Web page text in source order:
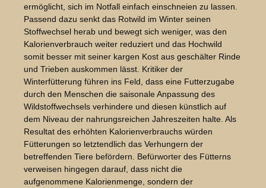
ermöglicht, sich im Notfall einfach einschneien zu lassen.
Passend dazu senkt das Rotwild im Winter seinen
Stoffwechsel herab und bewegt sich weniger, was den
Kalorienverbrauch weiter reduziert und das Hochwild
somit besser mit seiner kargen Kost aus geschälter Rinde
und Trieben auskommen lässt. Kritiker der
Winterfütterung führen ins Feld, dass eine Futterzugabe
durch den Menschen die saisonale Anpassung des
Wildstoffwechsels verhindere und diesen künstlich auf
dem Niveau der nahrungsreichen Jahreszeiten halte. Als
Resultat des erhöhten Kalorienverbrauchs würden
Fütterungen so letztendlich das Verhungern der
betreffenden Tiere befördern. Befürworter des Fütterns
verweisen hingegen darauf, dass nicht die
aufgenommene Kalorienmenge, sondern der